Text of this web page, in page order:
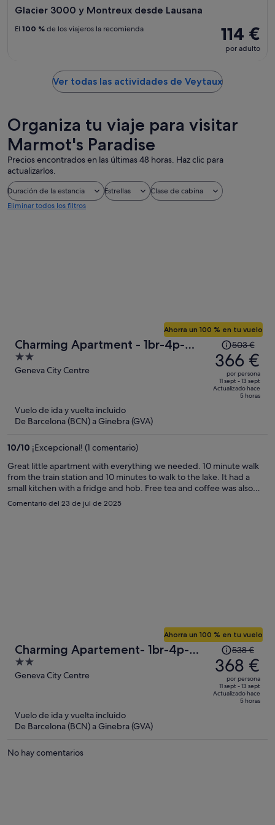
Glacier 3000 y Montreux desde Lausana
114 €
por adulto
El 100 % de los viajeros la recomienda
Ver todas las actividades de Veytaux
Organiza tu viaje para visitar
Marmot's Paradise
Precios encontrados en las últimas 48 horas. Haz clic para
actualizarlos.
Duración de la estancia Estrellas
Clase de cabina
Eliminar todos los filtros
Charming Apartment - 1br-4p-
Geneva
2
out
Geneva City Centre
Ahorra un 100 % en tu vuelo
El
precio
era
de
503 €,
persona
503 €
366 €
por persona
11 sept - 13 sept
Actualizado hace
5 horas
Vuelo de ida y vuelta incluido
De Barcelona (BCN) a Ginebra (GVA)
10/10 ¡Excepcional! (1 comentario)
Great little apartment with everything we needed. 10 minute walk
from the train station and 10 minutes to walk to the lake. It had a
small kitchen with a fridge and hob. Free tea and coffee was also
provided.
Comentario del 23 de jul de 2025
Charming Apartement- 1br-4p-
Geneve
2
out
Geneva City Centre
Ahorra un 100 % en tu vuelo
El
precio
era
de
538 €,
538 €
368 €
por persona
11 sept - 13 sept
Actualizado hace
5 horas
Vuelo de ida y vuelta incluido
De Barcelona (BCN) a Ginebra (GVA)
No hay comentarios